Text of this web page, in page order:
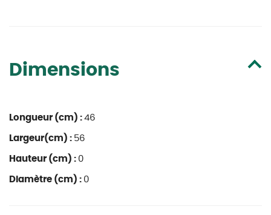
Dimensions
Longueur (cm) : 46
Largeur(cm) : 56
Hauteur (cm) : 0
Diamètre (cm) : 0